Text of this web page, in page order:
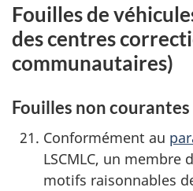
Fouilles de
des centres
communautaires)
Fouilles non
Conformément au
LSCMLC, un membre
motifs raisonnables